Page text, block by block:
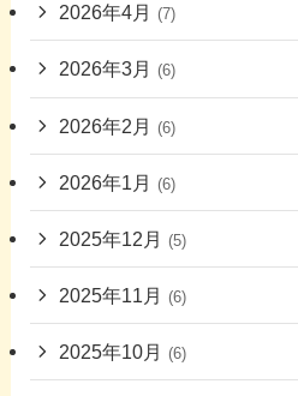
2026年4月 (7)
2026年3月 (6)
2026年2月 (6)
2026年1月 (6)
2025年12月 (5)
2025年11月 (6)
2025年10月 (6)